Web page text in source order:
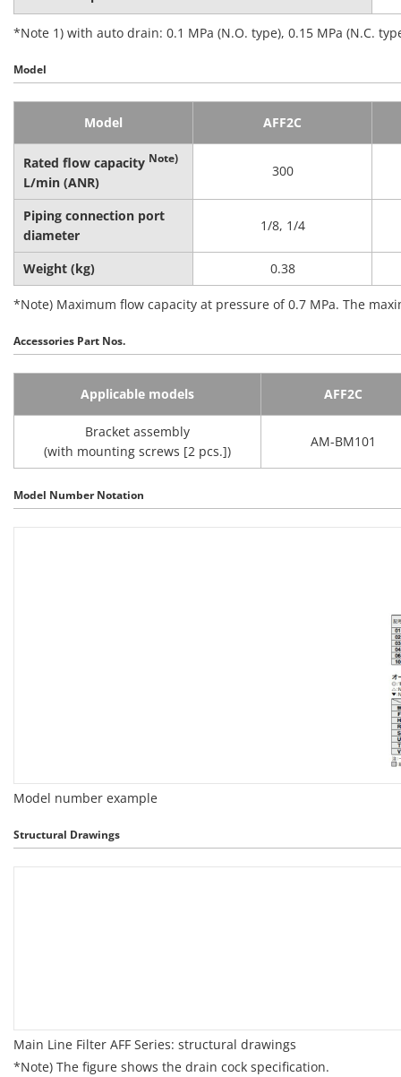
*Note 1) with auto drain: 0.1 MPa (N.O. type), 0.15 MPa (N.C.
Model
Model AFF2C
Rated flow capacity Note)
L/min (ANR)
300
Piping connection port
diameter
1/8, 1/4
Weight (kg) 0.38
*Note) Maximum flow capacity at pressure of 0.7 MPa. The
Accessories Part Nos.
Applicable models AFF2C
Bracket assembly
(with mounting screws [2 pcs.])
AM-BM101
Model Number Notation
Model number example
Structural Drawings
Main Line Filter AFF Series: structural drawings
*Note) The figure shows the drain cock specification.